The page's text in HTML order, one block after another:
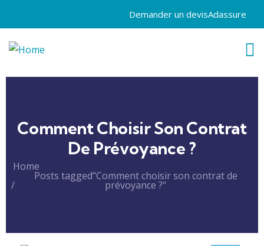
Demander un devisAdassure
Comment Choisir Son Contrat
De Prévoyance ?
Home
Posts tagged"Comment choisir son contrat de
prévoyance ?"